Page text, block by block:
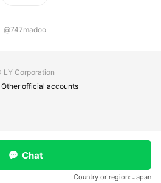
@747madoo
LY Corporation
Other official accounts
Chat
Country or region: Japan